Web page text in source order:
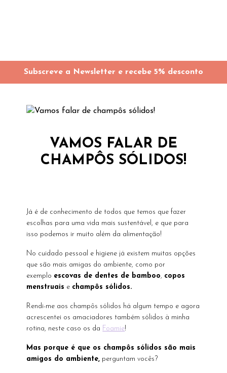
Subscreve a Newsletter e recebe 5% desconto
VAMOS FALAR DE
CHAMPÔS SÓLIDOS!
Já é de conhecimento de todos que temos que fazer
escolhas para uma vida mais sustentável, e que para
isso podemos ir muito além da alimentação!
No cuidado pessoal e higiene já existem muitas opções
que são mais amigas do ambiente, como por
exemplo escovas de dentes de bamboo, copos
menstruais e champôs sólidos.
Rendi-me aos champôs sólidos há algum tempo e agora
acrescentei os amaciadores também sólidos à minha
rotina, neste caso os da Foamie!
Mas porque é que os champôs sólidos são mais
amigos do ambiente, perguntam vocês?